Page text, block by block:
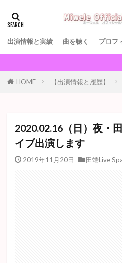
出演情報と実績 曲を聴く プロフ
HOME 【出演情報と履歴】
2020.02.16（日）夜・
イブ出演します
2019年11月20日 田端Live